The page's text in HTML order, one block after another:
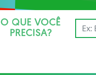
O QUE VOCÊ
PRECISA?